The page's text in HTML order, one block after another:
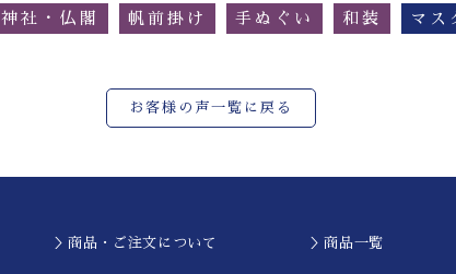
神社・仏閣 帆前掛け 手ぬぐい 和装 マス
お客様の声一覧に戻る
＞商品・ご注文について ＞商品一覧